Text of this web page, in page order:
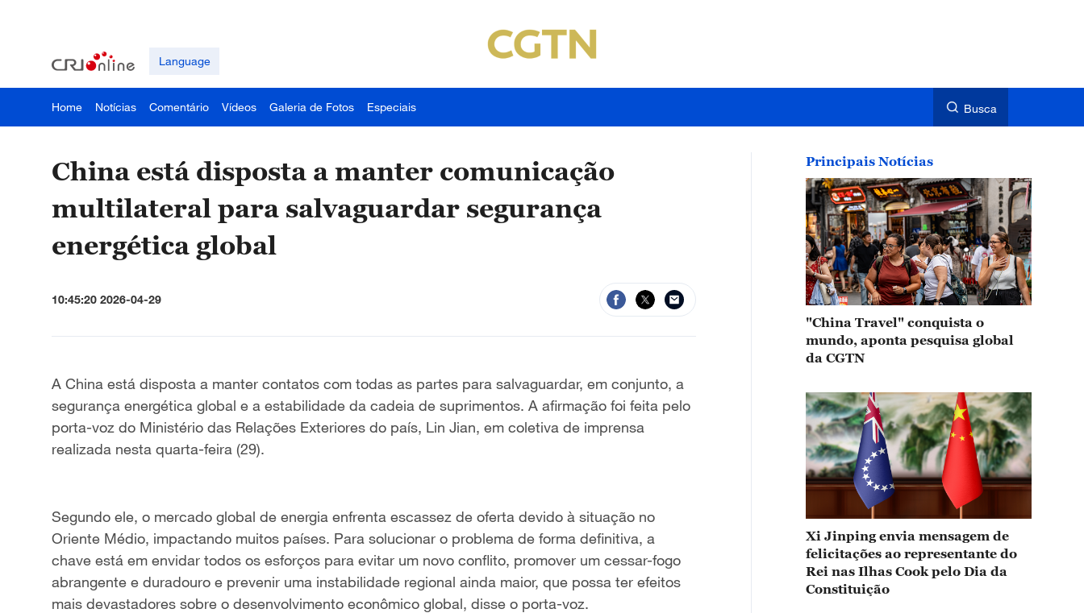
Language
Home Notícias Comentário Vídeos Galeria de Fotos Especiais Busca
China está disposta a manter comunicação
multilateral para salvaguardar segurança
energética global
10:45:20 2026-04-29
A China está disposta a manter contatos com todas as partes para salvaguardar, em conjunto, a
segurança energética global e a estabilidade da cadeia de suprimentos. A afirmação foi feita pelo
porta-voz do Ministério das Relações Exteriores do país, Lin Jian, em coletiva de imprensa
realizada nesta quarta-feira (29).
Segundo ele, o mercado global de energia enfrenta escassez de oferta devido à situação no
Oriente Médio, impactando muitos países. Para solucionar o problema de forma definitiva, a
chave está em envidar todos os esforços para evitar um novo conflito, promover um cessar-fogo
abrangente e duradouro e prevenir uma instabilidade regional ainda maior, que possa ter efeitos
mais devastadores sobre o desenvolvimento econômico global, disse o porta-voz.
Principais Notícias
"China Travel" conquista o
mundo, aponta pesquisa global
da CGTN
Xi Jinping envia mensagem de
felicitações ao representante do
Rei nas Ilhas Cook pelo Dia da
Constituição